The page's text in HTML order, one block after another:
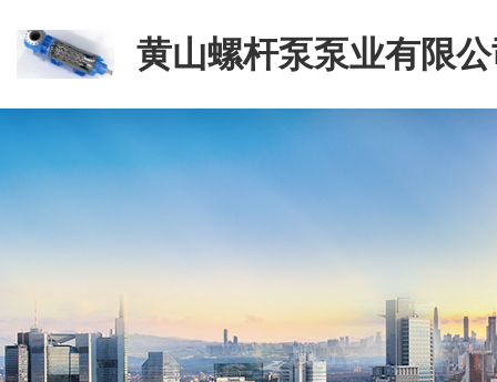
黄山螺杆泵泵业有限